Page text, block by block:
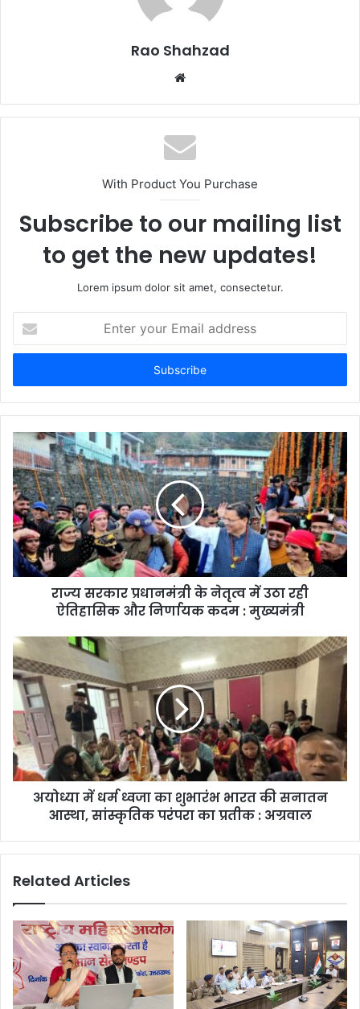
Rao Shahzad
Website
With Product You Purchase
Subscribe to our mailing list
to get the new updates!
Lorem ipsum dolor sit amet, consectetur.
your
Email
राज्य सरकार प्रधानमंत्री के नेतृत्व में उठा रही
ऐतिहासिक और निर्णायक कदम : मुख्यमंत्री
अयोध्या में धर्म ध्वजा का शुभारंभ भारत की सनातन
आस्था, सांस्कृतिक परंपरा का प्रतीक : अग्रवाल
Related Articles